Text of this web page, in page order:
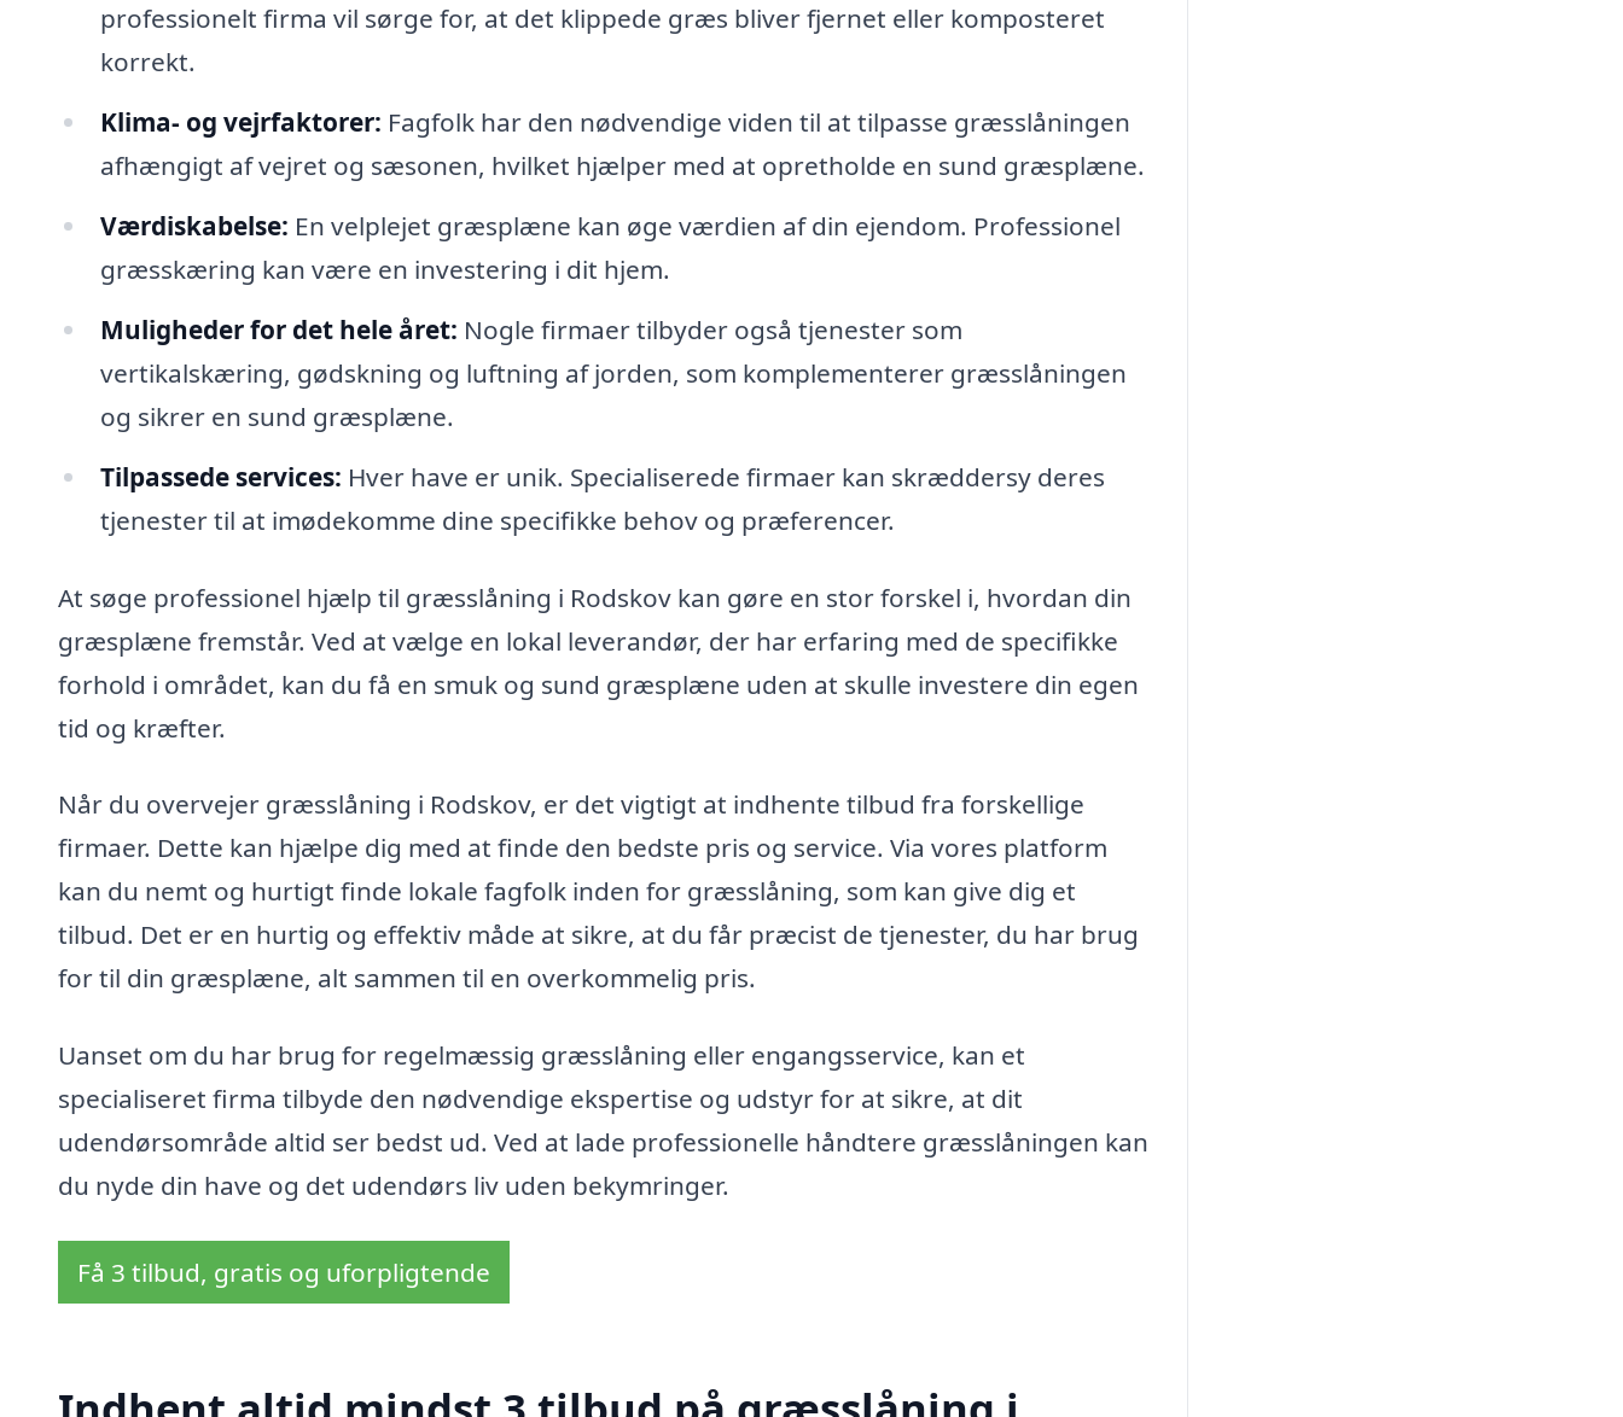
professionelt firma vil sørge for, at det klippede græs bliver fjernet eller komposteret
korrekt.
Klima- og vejrfaktorer: Fagfolk har den nødvendige viden til at tilpasse græsslåningen
afhængigt af vejret og sæsonen, hvilket hjælper med at opretholde en sund græsplæne.
Værdiskabelse: En velplejet græsplæne kan øge værdien af din ejendom. Professionel
græsskæring kan være en investering i dit hjem.
Muligheder for det hele året: Nogle firmaer tilbyder også tjenester som
vertikalskæring, gødskning og luftning af jorden, som komplementerer græsslåningen
og sikrer en sund græsplæne.
Tilpassede services: Hver have er unik. Specialiserede firmaer kan skræddersy deres
tjenester til at imødekomme dine specifikke behov og præferencer.
At søge professionel hjælp til græsslåning i Rodskov kan gøre en stor forskel i, hvordan din
græsplæne fremstår. Ved at vælge en lokal leverandør, der har erfaring med de specifikke
forhold i området, kan du få en smuk og sund græsplæne uden at skulle investere din egen
tid og kræfter.
Når du overvejer græsslåning i Rodskov, er det vigtigt at indhente tilbud fra forskellige
firmaer. Dette kan hjælpe dig med at finde den bedste pris og service. Via vores platform
kan du nemt og hurtigt finde lokale fagfolk inden for græsslåning, som kan give dig et
tilbud. Det er en hurtig og effektiv måde at sikre, at du får præcist de tjenester, du har brug
for til din græsplæne, alt sammen til en overkommelig pris.
Uanset om du har brug for regelmæssig græsslåning eller engangsservice, kan et
specialiseret firma tilbyde den nødvendige ekspertise og udstyr for at sikre, at dit
udendørsområde altid ser bedst ud. Ved at lade professionelle håndtere græsslåningen kan
du nyde din have og det udendørs liv uden bekymringer.
Få 3 tilbud, gratis og uforpligtende